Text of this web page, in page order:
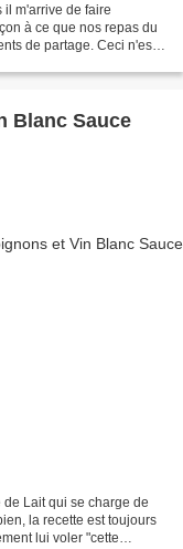
il m'arrive de faire
à ce que nos repas du
de partage. Ceci n'est
Blanc Sauce
Lait qui se charge de
la recette est toujours
lui voler "cette